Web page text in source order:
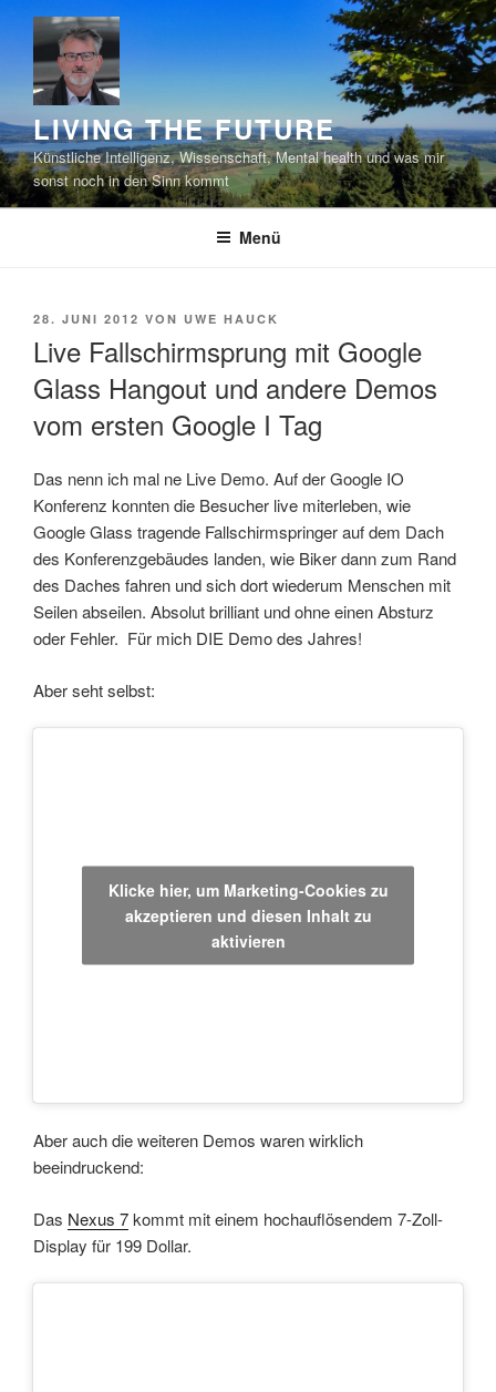
Inhalt
springen
LIVING THE FUTURE
Künstliche Intelligenz, Wissenschaft, Mental health und was mir
sonst noch in den Sinn kommt
Menü
VERÖFFENTLICHT
28. JUNI 2012 VON UWE HAUCK
Live Fallschirmsprung mit Google
Glass Hangout und andere Demos
vom ersten Google I Tag
Das nenn ich mal ne Live Demo. Auf der Google IO
Konferenz konnten die Besucher live miterleben, wie
Google Glass tragende Fallschirmspringer auf dem Dach
des Konferenzgebäudes landen, wie Biker dann zum Rand
des Daches fahren und sich dort wiederum Menschen mit
Seilen abseilen. Absolut brilliant und ohne einen Absturz
oder Fehler. Für mich DIE Demo des Jahres!
Aber seht selbst:
Klicke hier, um Marketing-Cookies zu
akzeptieren und diesen Inhalt zu
aktivieren
Aber auch die weiteren Demos waren wirklich
beeindruckend:
Das Nexus 7kommt mit einem hochauflösendem 7-Zoll-
Display für 199 Dollar.